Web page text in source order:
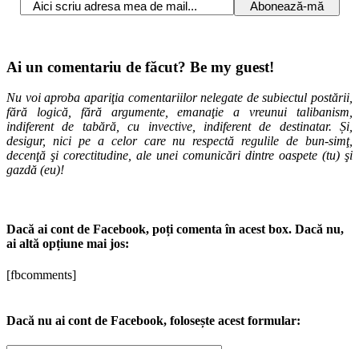
Ai un comentariu de făcut? Be my guest!
Nu voi aproba apariţia comentariilor nelegate de subiectul postării,
fără logică, fără argumente, emanaţie a vreunui talibanism,
indiferent de tabără, cu invective, indiferent de destinatar. Și,
desigur, nici pe a celor care nu respectă regulile de bun-simţ,
decenţă şi corectitudine, ale unei comunicări dintre oaspete (tu) şi
gazdă (eu)!
Dacă ai cont de Facebook, poți comenta în acest box. Dacă nu,
ai altă opțiune mai jos:
[fbcomments]
Dacă nu ai cont de Facebook, folosește acest formular: